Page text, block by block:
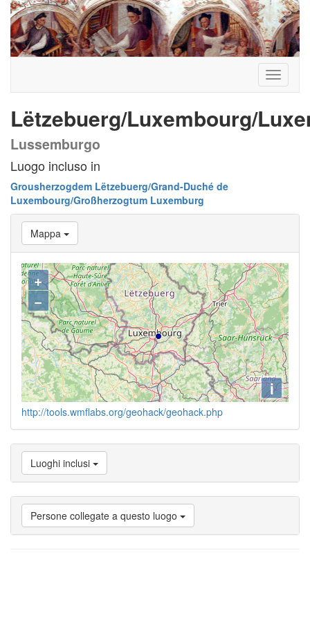
Toggle
Lëtzebuerg/Luxembourg/
Lussemburgo
Luogo incluso in
Grousherzogdem Lëtzebuerg/Grand-Duché de
Luxembourg/Großherzogtum Luxemburg
Mappa
+
−
i
http://tools.wmflabs.org/geohack/geohack.php
Luoghi inclusi
Persone collegate a questo luogo